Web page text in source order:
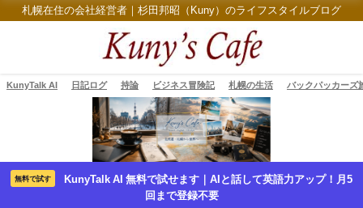
札幌在住の会社経営者｜杉田邦昭（Kuny）のライフスタイルブログ
KunyTalk AI 日記ログ 持論 ビジネス冒険記 札幌の生活 バックパッカーズ
無料で試す
KunyTalk AI 無料で試せます｜AIと話して英語力アップ！月5
回まで登録不要